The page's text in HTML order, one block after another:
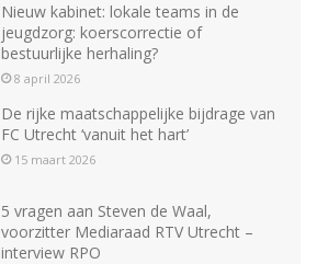
Nieuw kabinet: lokale teams in de
jeugdzorg: koerscorrectie of
bestuurlijke herhaling?
8 april 2026
De rijke maatschappelijke bijdrage van
FC Utrecht ‘vanuit het hart’
15 maart 2026
5 vragen aan Steven de Waal,
voorzitter Mediaraad RTV Utrecht –
interview RPO